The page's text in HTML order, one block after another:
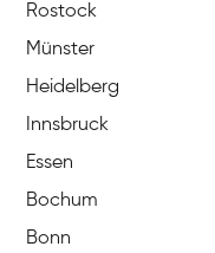
Rostock
Münster
Heidelberg
Innsbruck
Essen
Bochum
Bonn